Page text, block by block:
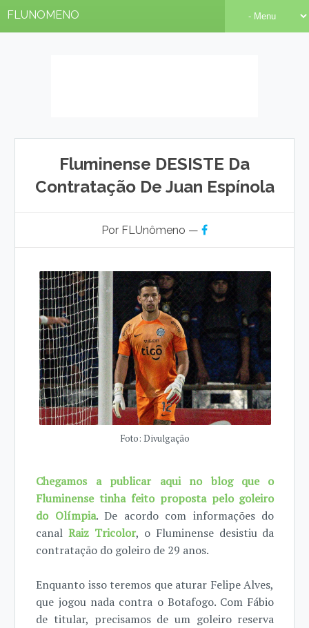
FLUNOMENO
Fluminense DESISTE Da
Contratação De Juan Espínola
Por FLUnômeno —
Foto: Divulgação
Chegamos a publicar aqui no blog que o
Fluminense tinha feito proposta pelo goleiro
do Olímpia. De acordo com informações do
canalRaiz Tricolor, o Fluminense desistiu da
contratação do goleiro de 29 anos.
Enquanto isso teremos que aturar Felipe Alves,
que jogou nada contra o Botafogo. Com Fábio
de titular, precisamos de um goleiro reserva